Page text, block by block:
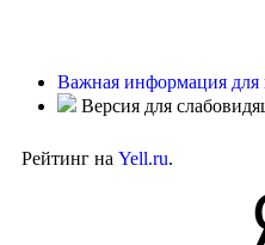
Важная информация для
Версия для
Рейтинг на Yell.ru.